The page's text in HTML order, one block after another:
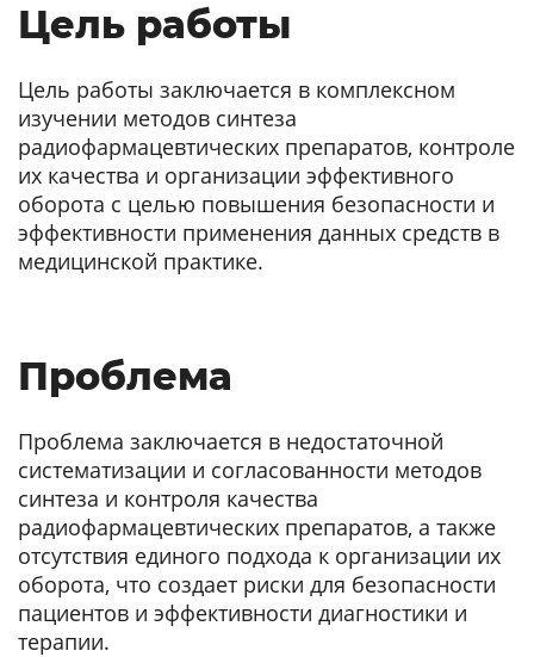
Цель работы
Цель работы заключается в комплексном
изучении методов синтеза
радиофармацевтических препаратов, контроле
их качества и организации эффективного
оборота с целью повышения безопасности и
эффективности применения данных средств в
медицинской практике.
Проблема
Проблема заключается в недостаточной
систематизации и согласованности методов
синтеза и контроля качества
радиофармацевтических препаратов, а также
отсутствия единого подхода к организации их
оборота, что создает риски для безопасности
пациентов и эффективности диагностики и
терапии.